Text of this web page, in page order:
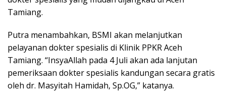
Tamiang.
Putra menambahkan, BSMI akan melanjutkan
pelayanan dokter spesialis di Klinik PPKR Aceh
Tamiang. “InsyaAllah pada 4 Juli akan ada lanjutan
pemeriksaan dokter spesialis kandungan secara gratis
oleh dr. Masyitah Hamidah, Sp.OG,” katanya.